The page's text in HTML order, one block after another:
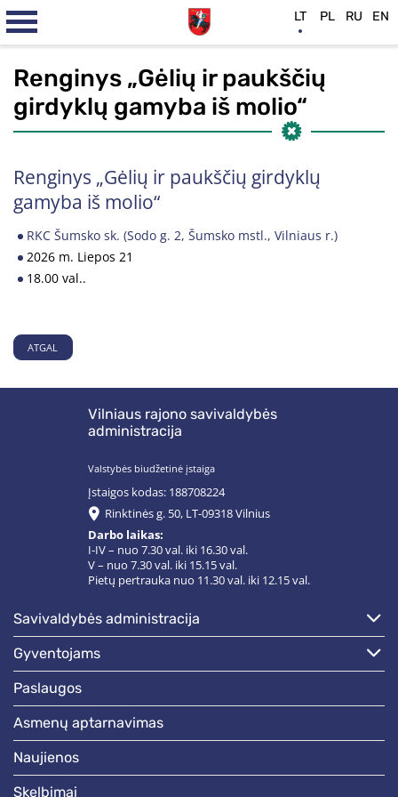
Renginys „Gėlių ir paukščių
girdyklų gamyba iš molio“
Renginys „Gėlių ir paukščių girdyklų
gamyba iš molio“
RKC Šumsko sk. (Sodo g. 2, Šumsko mstl., Vilniaus r.)
2026 m. Liepos 21
18.00 val..
ATGAL
Vilniaus rajono savivaldybės
administracija
Valstybės biudžetinė įstaiga
Įstaigos kodas: 188708224
Rinktinės g. 50, LT-09318 Vilnius
Darbo laikas:
I-IV – nuo 7.30 val. iki 16.30 val.
V – nuo 7.30 val. iki 15.15 val.
Pietų pertrauka nuo 11.30 val. iki 12.15 val.
savivaldybės administracija
gyventojams
paslaugos
asmenų aptarnavimas
naujienos
skelbimai
LT PL RU EN